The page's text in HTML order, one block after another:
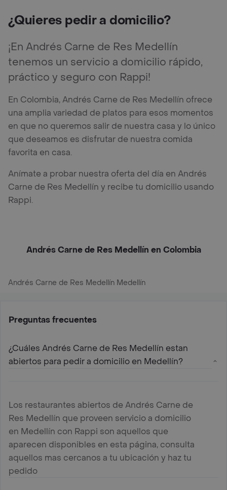
¿Quieres pedir a domicilio?
¡En Andrés Carne de Res Medellín
tenemos un servicio a domicilio rápido,
práctico y seguro con Rappi!
En Colombia, Andrés Carne de Res Medellín ofrece
una amplia variedad de platos para esos momentos
en que no queremos salir de nuestra casa y lo único
que deseamos es disfrutar de nuestra comida
favorita en casa.
Anímate a probar nuestra oferta del día en Andrés
Carne de Res Medellín y recibe tu domicilio usando
Rappi.
Andrés Carne de Res Medellín en Colombia
Andrés Carne de Res Medellín Medellín
Preguntas frecuentes
¿Cuáles Andrés Carne de Res Medellín estan
abiertos para pedir a domicilio en Medellín?
Los restaurantes abiertos de Andrés Carne de
Res Medellín que proveen servicio a domicilio
en Medellín con Rappi son aquellos que
aparecen disponibles en esta página, consulta
aquellos mas cercanos a tu ubicación y haz tu
pedido